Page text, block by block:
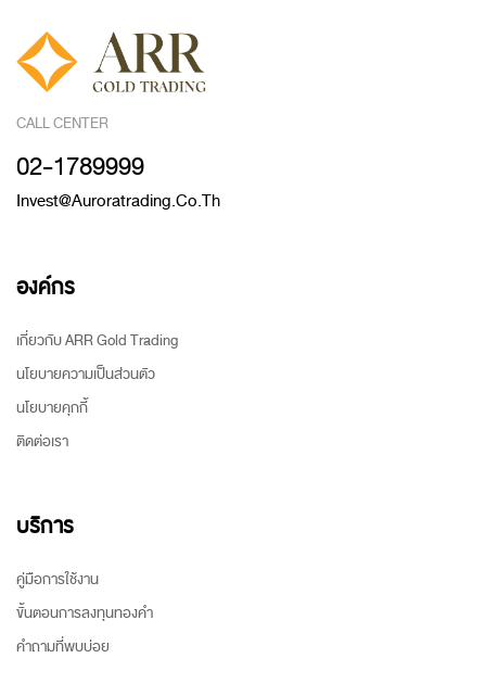
CALL CENTER
02-1789999
Invest@auroratrading.co.th
องค์กร
เกี่ยวกับ ARR Gold Trading
นโยบายความเป็นส่วนตัว
นโยบายคุกกี้
ติดต่อเรา
บริการ
คู่มือการใช้งาน
ขั้นตอนการลงทุนทองคำ
คำถามที่พบบ่อย